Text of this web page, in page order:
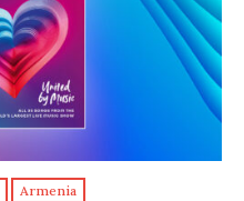
Armenia